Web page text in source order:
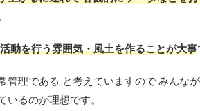
活動を行う雰囲気・風土を作ることが大事
管理である と考えていますので みんな
いるのが理想です。